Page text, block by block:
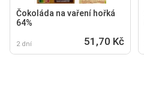
Čokoláda na vaření hořká
64%
2 dní 51,70 Kč